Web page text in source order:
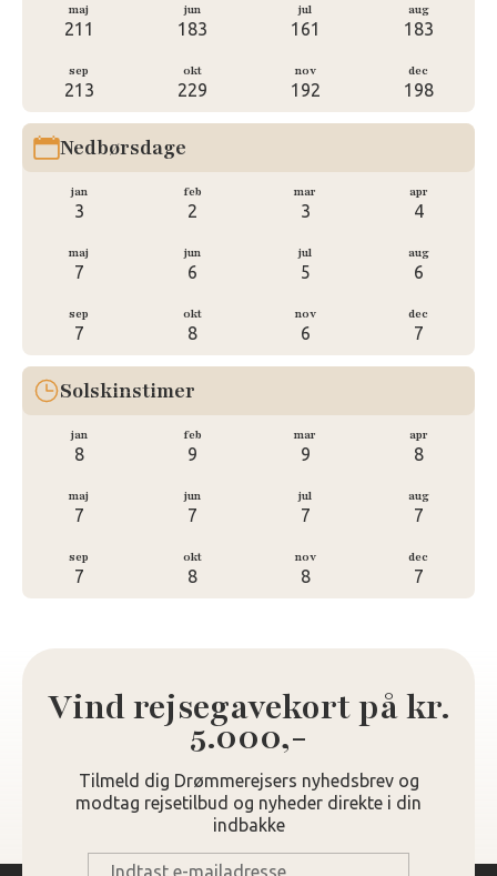
maj
211
jun
183
jul
161
aug
183
sep
213
okt
229
nov
192
dec
198
Nedbørsdage
jan
3
feb
2
mar
3
apr
4
maj
7
jun
6
jul
5
aug
6
sep
7
okt
8
nov
6
dec
7
Solskinstimer
jan
8
feb
9
mar
9
apr
8
maj
7
jun
7
jul
7
aug
7
sep
7
okt
8
nov
8
dec
7
Vind rejsegavekort på kr.
5.000,-
Tilmeld dig Drømmerejsers nyhedsbrev og
modtag rejsetilbud og nyheder direkte i din
indbakke